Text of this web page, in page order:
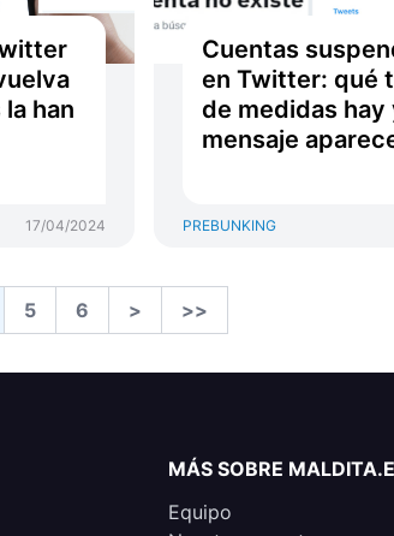
han
17/04/2024
Cuentas
en Twitter: qué
de medidas hay
mensaje
PREBUNKING
5 6 > >>
MÁS SOBRE
Equipo